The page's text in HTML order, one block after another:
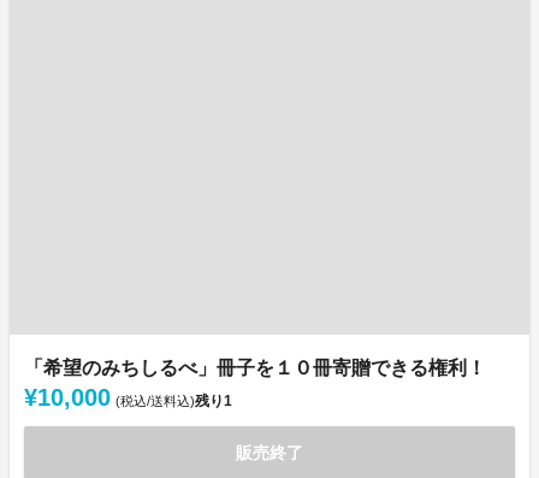
「希望のみちしるべ」冊子を１０冊寄贈できる権利！
¥10,000 (税込/送料込)残り1
販売終了